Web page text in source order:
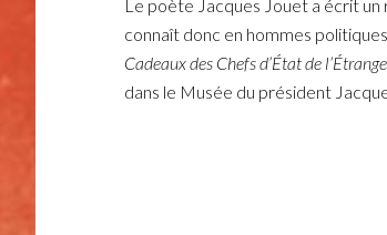
Le poète Jacques Jouet a écrit un
connaît donc en hommes
Cadeaux des Chefs d’État de
dans le Musée du président